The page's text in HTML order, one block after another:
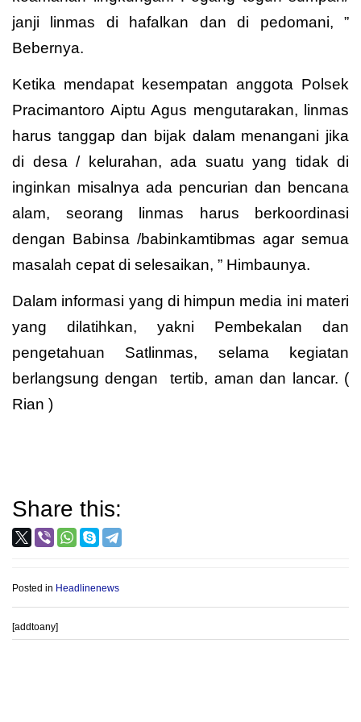
janji linmas di hafalkan dan di pedomani, ”
Bebernya.
Ketika mendapat kesempatan anggota Polsek
Pracimantoro Aiptu Agus mengutarakan, linmas
harus tanggap dan bijak dalam menangani jika
di desa / kelurahan, ada suatu yang tidak di
inginkan misalnya ada pencurian dan bencana
alam, seorang linmas harus berkoordinasi
dengan Babinsa /babinkamtibmas agar semua
masalah cepat di selesaikan, ” Himbaunya.
Dalam informasi yang di himpun media ini materi
yang dilatihkan, yakni Pembekalan dan
pengetahuan Satlinmas, selama kegiatan
berlangsung dengan tertib, aman dan lancar. (
Rian )
Share this:
Posted in Headlinenews
[addtoany]